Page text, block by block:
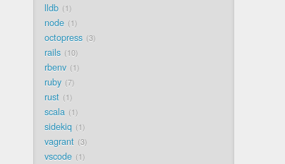
lldb 1
node 1
octopress 3
rails 10
rbenv 1
ruby 7
rust 1
scala 1
sidekiq 1
vagrant 3
vscode 1